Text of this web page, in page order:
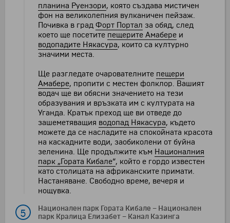
планина Руензори, която създава мистичен
фон на великолепния вулканичен пейзаж.
Почивка в град Форт Портал за обяд, след
което ще посетите пещерите Амабере и
водопадите Някасура, които са културно
значими места.
Ще разгледате очарователните пещери
Амабере, пропити с местен фолклор. Вашият
водач ще ви обясни значението на тези
образувания и връзката им с културата на
Уганда. Кратък преход ще ви отведе до
зашеметяващия водопад Някасура, където
можете да се насладите на спокойната красота
на каскадните води, заобиколени от буйна
зеленина. Ще продължите към Националния
парк „Гората Кибале“, който е гордо известен
като столицата на африканските примати.
Настаняване. Свободно време, вечеря и
нощувка.
5 Национален парк Гората Кибале – Национален
парк Кралица Елизабет – Канал Казинга